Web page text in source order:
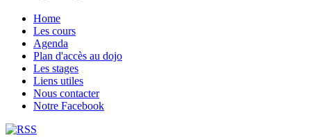
Home
Les cours
Agenda
Plan d'accès au dojo
Les stages
Liens utiles
Nous contacter
Notre Facebook